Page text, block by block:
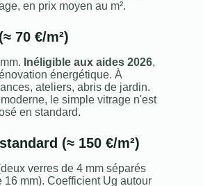
en prix moyen au m².
70 €/m²)
Inéligible aux aides 2026,
énergétique. À
ateliers, abris de jardin.
le simple vitrage n'est
en standard.
(≈ 150 €/m²)
verres de 4 mm séparés
16 mm). Coefficient Ug autour